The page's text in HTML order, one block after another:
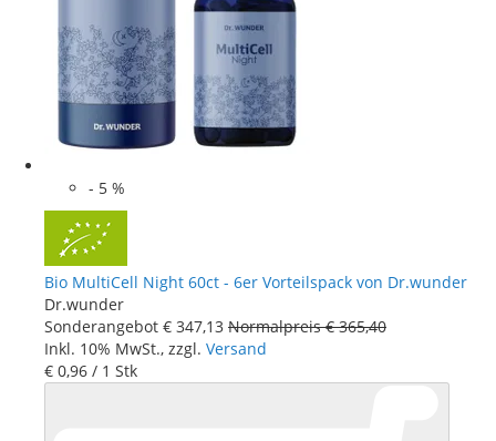
- 5 %
Bio MultiCell Night 60ct - 6er Vorteilspack von Dr.wunder
Dr.wunder
Sonderangebot € 347,13 Normalpreis € 365,40
Inkl. 10% MwSt., zzgl. Versand
€ 0,96 / 1 Stk